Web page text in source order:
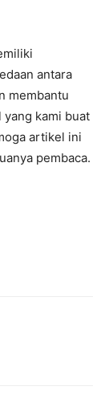
antara
membantu
kami buat
artikel ini
pembaca.